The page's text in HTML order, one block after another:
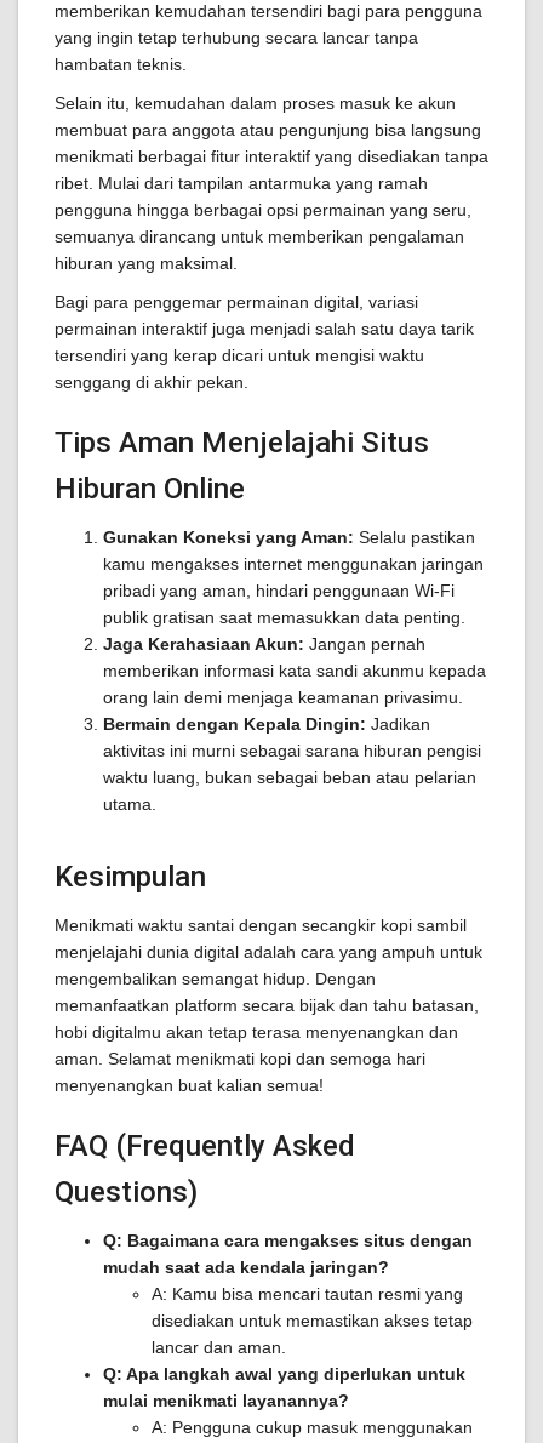
memberikan kemudahan tersendiri bagi para pengguna
yang ingin tetap terhubung secara lancar tanpa
hambatan teknis.
Selain itu, kemudahan dalam proses masuk ke akun
membuat para anggota atau pengunjung bisa langsung
menikmati berbagai fitur interaktif yang disediakan tanpa
ribet. Mulai dari tampilan antarmuka yang ramah
pengguna hingga berbagai opsi permainan yang seru,
semuanya dirancang untuk memberikan pengalaman
hiburan yang maksimal.
Bagi para penggemar permainan digital, variasi
permainan interaktif juga menjadi salah satu daya tarik
tersendiri yang kerap dicari untuk mengisi waktu
senggang di akhir pekan.
Tips Aman Menjelajahi Situs
Hiburan Online
Gunakan Koneksi yang Aman: Selalu pastikan
kamu mengakses internet menggunakan jaringan
pribadi yang aman, hindari penggunaan Wi-Fi
publik gratisan saat memasukkan data penting.
Jaga Kerahasiaan Akun: Jangan pernah
memberikan informasi kata sandi akunmu kepada
orang lain demi menjaga keamanan privasimu.
Bermain dengan Kepala Dingin: Jadikan
aktivitas ini murni sebagai sarana hiburan pengisi
waktu luang, bukan sebagai beban atau pelarian
utama.
Kesimpulan
Menikmati waktu santai dengan secangkir kopi sambil
menjelajahi dunia digital adalah cara yang ampuh untuk
mengembalikan semangat hidup. Dengan
memanfaatkan platform secara bijak dan tahu batasan,
hobi digitalmu akan tetap terasa menyenangkan dan
aman. Selamat menikmati kopi dan semoga hari
menyenangkan buat kalian semua!
FAQ (Frequently Asked
Questions)
Q: Bagaimana cara mengakses situs dengan
mudah saat ada kendala jaringan?
A: Kamu bisa mencari tautan resmi yang
disediakan untuk memastikan akses tetap
lancar dan aman.
Q: Apa langkah awal yang diperlukan untuk
mulai menikmati layanannya?
A: Pengguna cukup masuk menggunakan